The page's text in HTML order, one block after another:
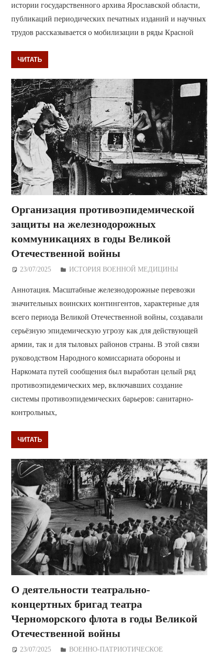
истории государственного архива Ярославской области,
публикаций периодических печатных изданий и научных
трудов рассказывается о мобилизации в ряды Красной
ЧИТАТЬ
Организация противоэпидемической
защиты на железнодорожных
коммуникациях в годы Великой
Отечественной войны
23/07/2025 Дежурный по Редакции
ИСТОРИЯ ВОЕННОЙ МЕДИЦИНЫ
Аннотация. Масштабные железнодорожные перевозки
значительных воинских контингентов, характерные для
всего периода Великой Отечественной войны, создавали
серьёзную эпидемическую угрозу как для действующей
армии, так и для тыловых районов страны. В этой связи
руководством Народного комиссариата обороны и
Наркомата путей сообщения был выработан целый ряд
противоэпидемических мер, включавших создание
системы противоэпидемических барьеров: санитарно-
контрольных,
ЧИТАТЬ
О деятельности театрально-
концертных бригад театра
Черноморского флота в годы Великой
Отечественной войны
23/07/2025 Дежурный по Редакции
ВОЕННО-ПАТРИОТИЧЕСКОЕ